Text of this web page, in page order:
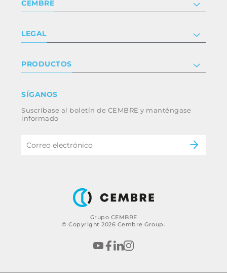
Grupo CEMBRE
© Copyright 2026 Cembre Group.
CEMBRE
Certificaciones
Trabaja con nosotros
LEGAL
Términos y condiciones
Whistleblowing
Código ético y política anticorrupción del
grupo
PRODUCTOS
Industria
Energía
B2B Disclaimer
SÍGANOS
Suscríbase al boletín de CEMBRE y manténgase
informado